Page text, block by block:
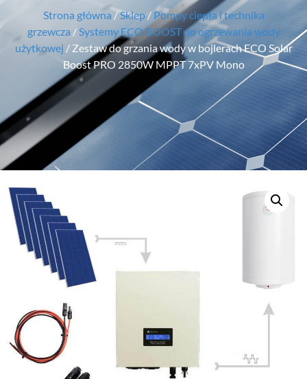
Strona główna/Sklep/ Pompy ciepła i technika
grzewcza / Systemy ECO BOOST do ogrzewania wody
użytkowej / Zestaw do grzania wody w bojlerach ECO Solar
Boost PRO 2850W MPPT 7xPV Mono